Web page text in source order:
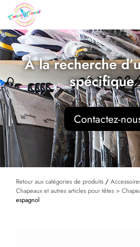
À la recherche
spécifique
Contactez-
Retour aux catégories de produits /
Chapeaux et autres articles pour têtes >
espagnol